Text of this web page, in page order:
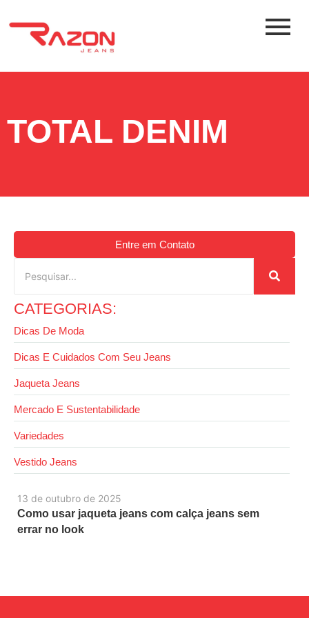
TOTAL DENIM
13 de outubro de 2025
Como usar jaqueta jeans com calça jeans sem
errar no look
Entre em Contato
CATEGORIAS:
Dicas De Moda
Dicas E Cuidados Com Seu Jeans
Jaqueta Jeans
Mercado E Sustentabilidade
Variedades
Vestido Jeans